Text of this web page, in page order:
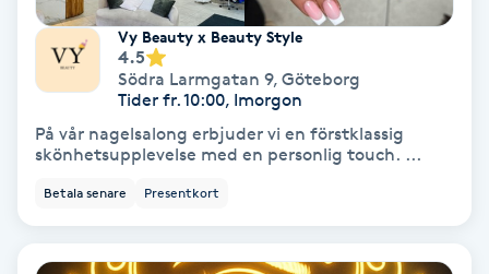
Fransförlängning Volym
Fransk manikyr
Fransrengöring
Vy Beauty x Beauty Style
4.5
Södra Larmgatan 9, Göteborg
Tider fr. 10:00, Imorgon
På vår nagelsalong erbjuder vi en förstklassig
skönhetsupplevelse med en personlig touch. ...
Betala senare Presentkort